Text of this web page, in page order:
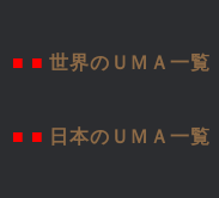
■ ■ 世界のＵＭＡ一覧
■ ■ 日本のＵＭＡ一覧